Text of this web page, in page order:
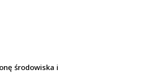
środowiska i